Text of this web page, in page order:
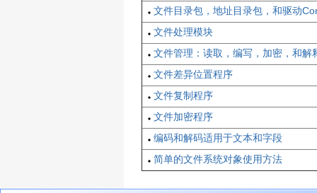
文件目录包，地址目录包，和驱动
文件处理模块
文件管理：读取，编写，加密，和解
文件差异位置程序
文件复制程序
文件加密程序
编码和解码适用于文本和字段
简单的文件系统对象使用方法